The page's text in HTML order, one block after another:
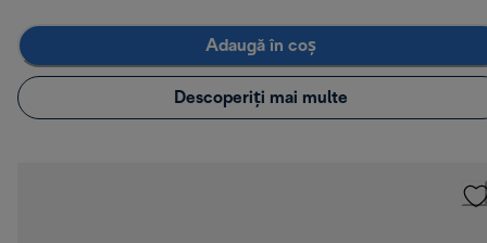
Adaugă în coș
Descoperiți mai multe